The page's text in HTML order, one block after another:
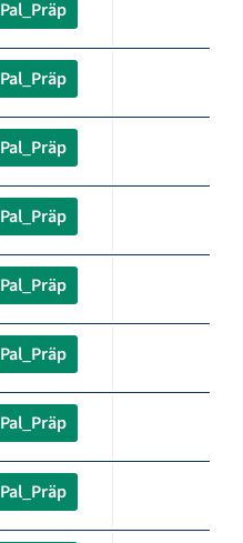
Pal_Präp
Pal_Präp
Pal_Präp
Pal_Präp
Pal_Präp
Pal_Präp
Pal_Präp
Pal_Präp